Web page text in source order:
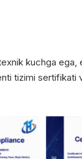
kuchga
tizimi